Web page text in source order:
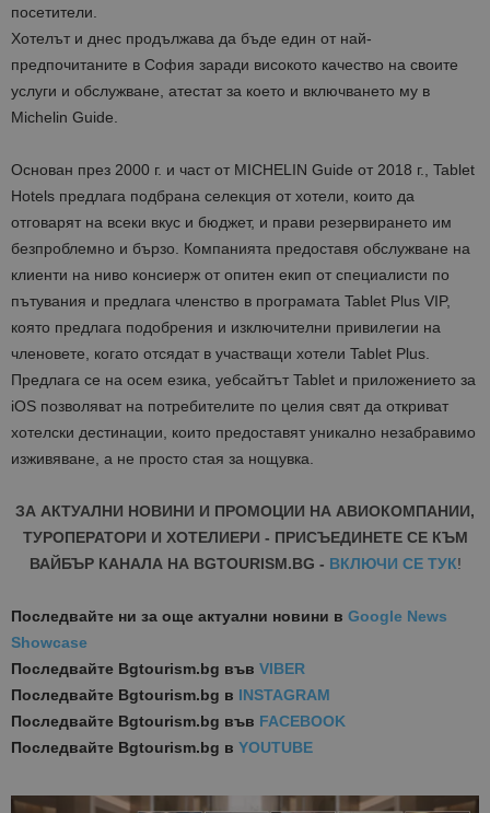
посетители.
Хотелът и днес продължава да бъде един от най-
предпочитаните в София заради високото качество на своите
услуги и обслужване, атестат за което и включването му в
Michelin Guide.
Основан през 2000 г. и част от MICHELIN Guide от 2018 г., Tablet
Hotels предлага подбрана селекция от хотели, които да
отговарят на всеки вкус и бюджет, и прави резервирането им
безпроблемно и бързо. Компанията предоставя обслужване на
клиенти на ниво консиерж от опитен екип от специалисти по
пътувания и предлага членство в програмата Tablet Plus VIP,
която предлага подобрения и изключителни привилегии на
членовете, когато отсядат в участващи хотели Tablet Plus.
Предлага се на осем езика, уебсайтът Tablet и приложението за
iOS позволяват на потребителите по целия свят да откриват
хотелски дестинации, които предоставят уникално незабравимо
изживяване, а не просто стая за нощувка.
ЗА АКТУАЛНИ НОВИНИ И ПРОМОЦИИ НА АВИОКОМПАНИИ,
ТУРОПЕРАТОРИ И ХОТЕЛИЕРИ - ПРИСЪЕДИНЕТЕ СЕ КЪМ
ВАЙБЪР КАНАЛА НА BGTOURISM.BG - ВКЛЮЧИ СЕ ТУК!
Последвайте ни за още актуални новини в Google News
Showcase
Последвайте Bgtourism.bg във VIBER
Последвайте Bgtourism.bg в INSTAGRAM
Последвайте Bgtourism.bg във FACEBOOK
Последвайте Bgtourism.bg в YOUTUBE